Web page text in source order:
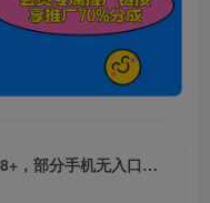
（6394期）K手答题项目，单号每天8+，部分手机无入口，请确认后再下单【软件+教程】